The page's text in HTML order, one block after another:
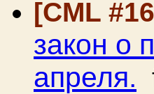
[CML
закон о
апреля.